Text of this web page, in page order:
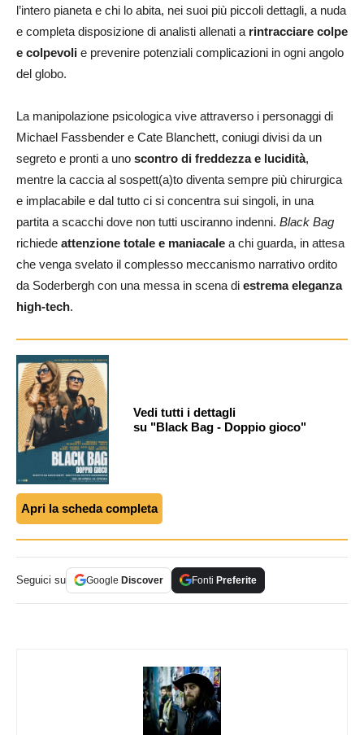
l’intero pianeta e chi lo abita, nei suoi più piccoli dettagli, a nuda
e completa disposizione di analisti allenati a rintracciare colpe
e colpevoli e prevenire potenziali complicazioni in ogni angolo
del globo.
La manipolazione psicologica vive attraverso i personaggi di
Michael Fassbender e Cate Blanchett, coniugi divisi da un
segreto e pronti a uno scontro di freddezza e lucidità,
mentre la caccia al sospett(a)to diventa sempre più chirurgica
e implacabile e dal tutto ci si concentra sui singoli, in una
partita a scacchi dove non tutti usciranno indenni. Black Bag
richiede attenzione totale e maniacale a chi guarda, in attesa
che venga svelato il complesso meccanismo narrativo ordito
da Soderbergh con una messa in scena di estrema eleganza
high-tech.
Vedi tutti i dettagli
su "Black Bag - Doppio gioco"
Apri la scheda completa
Seguici su Google Discover Fonti Preferite